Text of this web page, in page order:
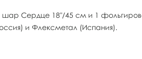
шар Сердце 18"/45 см и 1
и Флексметал (Испания).